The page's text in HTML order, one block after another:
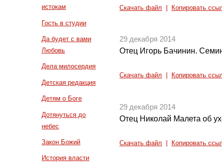
истокам
Гость в студии
Да будет с вами
Любовь
Дела милосердия
Детская редакция
Детям о Боге
Дотянуться до
небес
Закон Божий
История власти
Скачать файл Копировать
29 декабря 2014
Отец Игорь Бачинин.
Скачать файл Копировать
29 декабря 2014
Отец Николай Малета об
Скачать файл Копировать